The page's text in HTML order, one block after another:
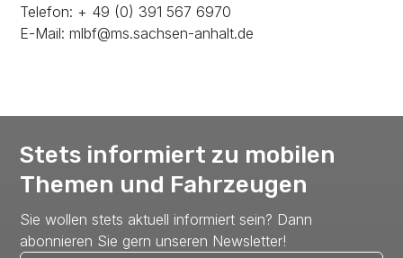
Telefon: + 49 (0) 391 567 6970
E-Mail: mlbf@ms.sachsen-anhalt.de
Stets informiert zu mobilen
Themen und Fahrzeugen
Sie wollen stets aktuell informiert sein? Dann
abonnieren Sie gern unseren Newsletter!